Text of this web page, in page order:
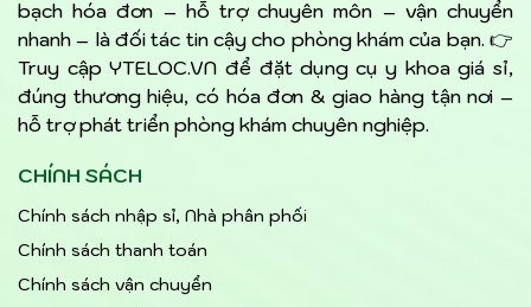
bạch hóa đơn – hỗ trợ chuyên môn – vận chuyển
nhanh – là đối tác tin cậy cho phòng khám của bạn. 👉
Truy cập YTELOC.VN để đặt dụng cụ y khoa giá sỉ,
đúng thương hiệu, có hóa đơn & giao hàng tận nơi –
hỗ trợ phát triển phòng khám chuyên nghiệp.
CHÍNH SÁCH
Chính sách nhập sỉ, Nhà phân phối
Chính sách thanh toán
Chính sách vận chuyển